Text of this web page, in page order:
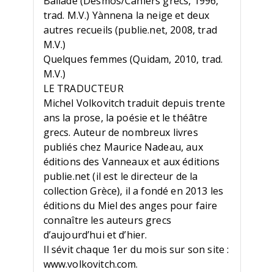
trad. M.V.) Yànnena la neige et deux
autres recueils (publie.net, 2008, trad
M.V.)
Quelques femmes (Quidam, 2010, trad.
M.V.)
LE TRADUCTEUR
Michel Volkovitch traduit depuis trente
ans la prose, la poésie et le théâtre
grecs. Auteur de nombreux livres
publiés chez Maurice Nadeau, aux
éditions des Vanneaux et aux éditions
publie.net (il est le directeur de la
collection Grèce), il a fondé en 2013 les
éditions du Miel des anges pour faire
connaître les auteurs grecs
d’aujourd’hui et d’hier.
Il sévit chaque 1er du mois sur son site :
www.volkovitch.com.